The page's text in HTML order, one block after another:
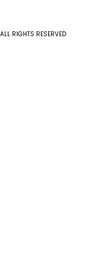
RIGHTS RESERVED